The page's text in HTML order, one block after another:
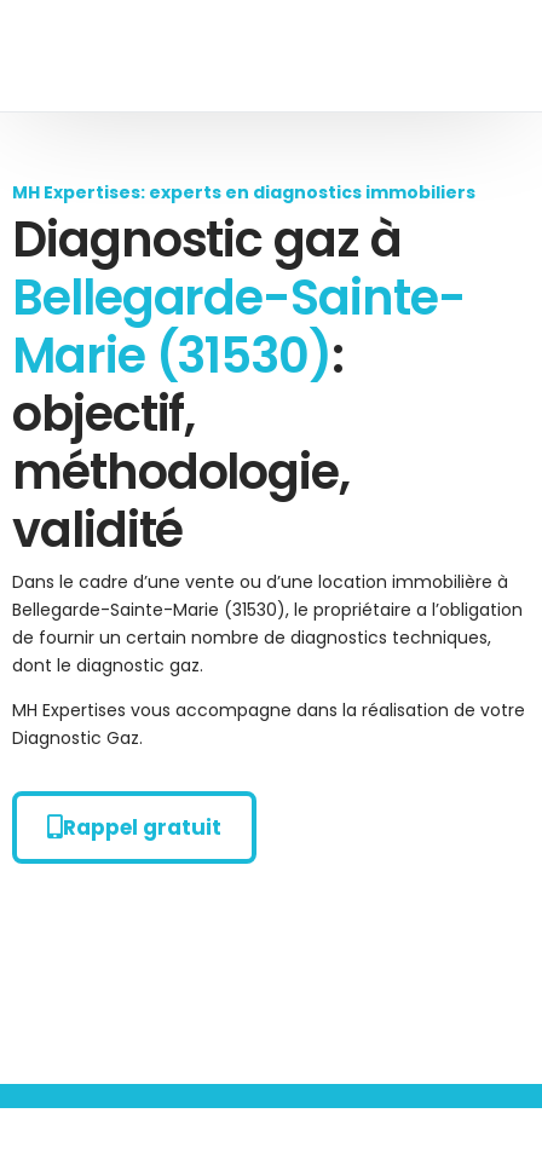
MH Expertises: experts en diagnostics immobiliers
Diagnostic gaz à
Bellegarde-Sainte-
Marie (31530):
objectif,
méthodologie,
validité
Dans le cadre d’une vente ou d’une location immobilière à
Bellegarde-Sainte-Marie (31530), le propriétaire a l’obligation
de fournir un certain nombre de diagnostics techniques,
dont le diagnostic gaz.
MH Expertises vous accompagne dans la réalisation de votre
Diagnostic Gaz.
Rappel gratuit